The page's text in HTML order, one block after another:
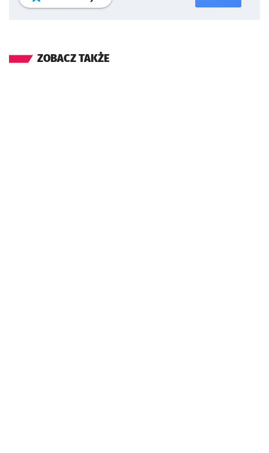
ZOBACZ TAKŻE